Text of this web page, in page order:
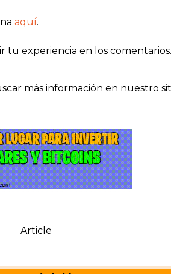
aquí.
tu experiencia en los comentarios.
más información en nuestro
Article